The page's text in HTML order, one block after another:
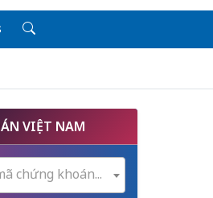
VIỆT NAM
chứng khoán...